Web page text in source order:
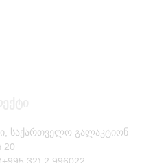
საქართველო გალაკტიონ
20